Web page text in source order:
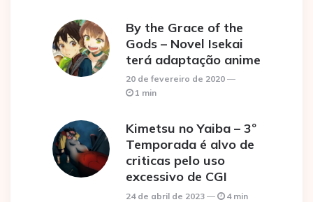
By the Grace of the
Gods – Novel Isekai
terá adaptação anime
20 de fevereiro de 2020
1 min
Kimetsu no Yaiba – 3º
Temporada é alvo de
criticas pelo uso
excessivo de CGI
24 de abril de 2023 4 min